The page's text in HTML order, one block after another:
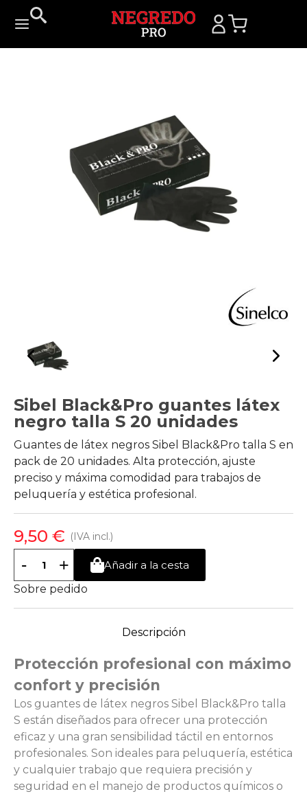
Sibel Black&Pro guantes látex
negro talla S 20 unidades
Guantes de látex negros Sibel Black&Pro talla S en
pack de 20 unidades. Alta protección, ajuste
preciso y máxima comodidad para trabajos de
peluquería y estética profesional.
9,50 € (IVA incl.)
- +
Añadir a la cesta
Sobre pedido
Descripción
Protección profesional con máximo
confort y precisión
Los guantes de látex negros Sibel Black&Pro talla
S están diseñados para ofrecer una protección
eficaz y una gran sensibilidad táctil en entornos
profesionales. Son ideales para peluquería, estética
y cualquier trabajo que requiera precisión y
seguridad en el manejo de productos químicos o